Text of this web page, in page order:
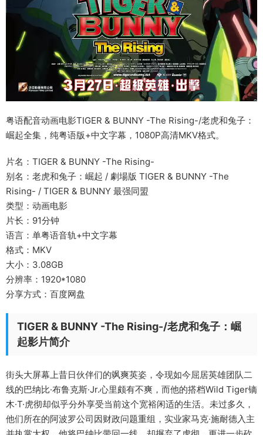
粤语配音动画电影TIGER & BUNNY -The Rising-/老虎和兔子：
崛起全集，纯粤语版+中文字幕，1080P高清MKV格式。
片名：TIGER & BUNNY -The Rising-
别名：老虎和兔子：崛起 / 劇場版 TIGER & BUNNY -The
Rising- / TIGER & BUNNY 最强同盟
类型：动画电影
片长：91分钟
语言：单粤语音轨+中文字幕
格式：MKV
大小：3.08GB
分辨率：1920*1080
分享方式：百度网盘
TIGER & BUNNY -The Rising-/老虎和兔子：崛
起影片简介
街头大屏幕上昔日伙伴们的飒爽英姿，令现如今屈居英雄团队二
线的巴纳比·布鲁克斯·Jr.心里颇有不爽，而他的搭档Wild Tiger镝
木·T·虎彻却似乎分外享受当前这个宽裕闲适的生活。未过多久，
他们所在的阿波罗公司因财政问题重组，实业家马克·施耐德入主